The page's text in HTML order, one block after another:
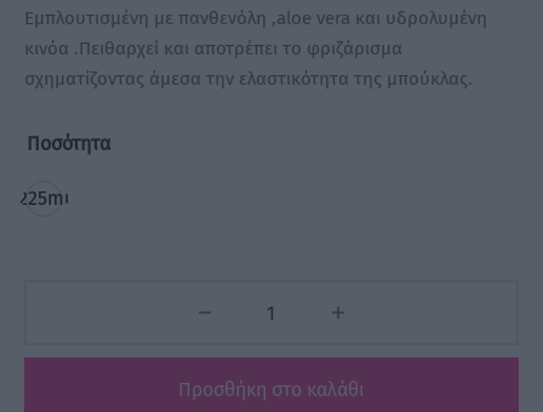
14,00 €.
είναι:
11,20 €.
Εμπλουτισμένη με πανθενόλη ,aloe vera και υδρολυμένη
κινόα .Πειθαρχεί και αποτρέπει το φριζάρισμα
σχηματίζοντας άμεσα την ελαστικότητα της μπούκλας.
Ποσότητα
225ml
Προσθήκη στο καλάθι